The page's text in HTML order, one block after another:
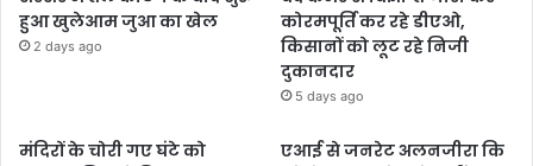
हुआ खुलेआम जुआ का खेल
2 days ago
कोरमपूर्ति कर रहे डीएओ,
किसानों को लूट रहे निजी
दुकानदार
5 days ago
मंदिरों के चोरी गए घंटे को
एआई से जनरेट अलनजीरा कि